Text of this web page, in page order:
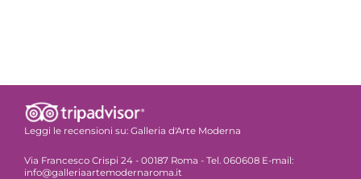
Leggi le recensioni su: Galleria d'Arte Moderna
Via Francesco Crispi 24 - 00187 Roma - Tel. 060608 E-mail:
info@galleriaartemodernaroma.it